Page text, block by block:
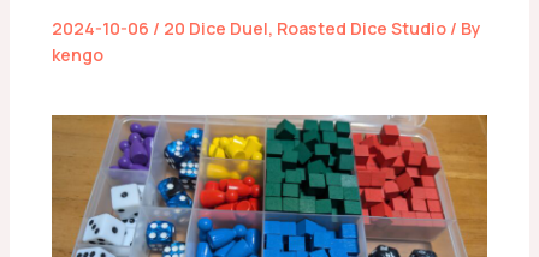
2024-10-06 / 20 Dice Duel, Roasted Dice Studio/ By
kengo